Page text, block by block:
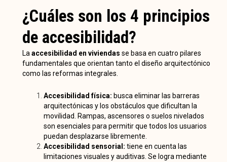
¿Cuáles son los 4 principios
de accesibilidad?
La accesibilidad en viviendas se basa en cuatro pilares
fundamentales que orientan tanto el diseño arquitectónico
como las reformas integrales.
Accesibilidad física: busca eliminar las barreras
arquitectónicas y los obstáculos que dificultan la
movilidad. Rampas, ascensores o suelos nivelados
son esenciales para permitir que todos los usuarios
puedan desplazarse libremente.
Accesibilidad sensorial: tiene en cuenta las
limitaciones visuales y auditivas. Se logra mediante